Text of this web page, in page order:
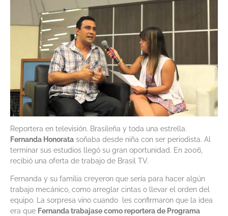
Reportera en televisión. Brasileña y toda una estrella.
Fernanda Honorata soñaba desde niña con ser periodista. Al
terminar sus estudios llegó su gran oportunidad. En 2006,
recibió una oferta de trabajo de Brasil TV.
Fernanda y su familia creyeron que sería para hacer algún
trabajo mecánico, como arreglar cintas o llevar el orden del
equipo. La sorpresa vino cuando les confirmaron que la idea
era que Fernanda trabajase como reportera de Programa